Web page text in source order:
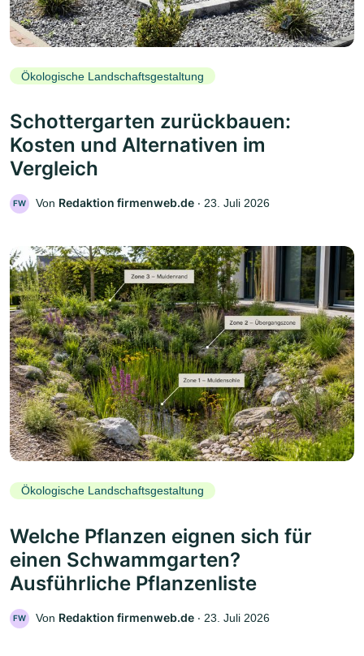
Ökologische Landschaftsgestaltung
Schottergarten zurückbauen:
Kosten und Alternativen im
Vergleich
FW Von Redaktion firmenweb.de ‧ 23. Juli 2026
Ökologische Landschaftsgestaltung
Welche Pflanzen eignen sich für
einen Schwammgarten?
Ausführliche Pflanzenliste
FW Von Redaktion firmenweb.de ‧ 23. Juli 2026